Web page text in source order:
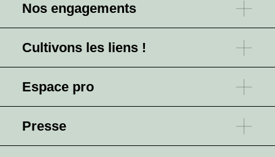
Nos engagements
Cultivons les liens !
Espace pro
Presse